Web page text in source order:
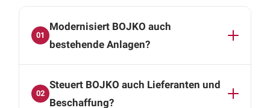
01
Modernisiert BOJKO auch
bestehende Anlagen?
Prototypen, Varianten und Anpassungen und
modernisieren bestehende Maschinen und
02
Steuert BOJKO auch Lieferanten und
Beschaffung?